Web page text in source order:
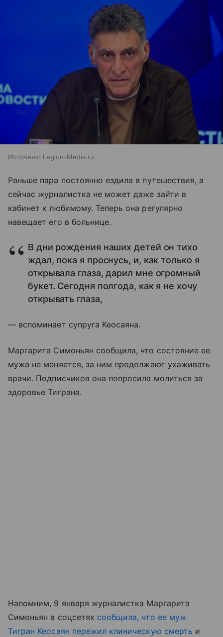
Источник: Legion-Media.ru
Раньше пара постоянно ездила в путешествия, а
сейчас журналистка не может даже зайти в
кабинет к любимому. Теперь она регулярно
навещает его в больнице.
В дни рождения наших детей он тихо
ждал, пока я проснусь, и, как только я
открывала глаза, дарил мне огромный
букет. Сегодня полгода, как я не хочу
открывать глаза,
— вспоминает супруга Кеосаяна.
Маргарита Симоньян сообщила, что состояние ее
мужа не меняется, за ним продолжают ухаживать
врачи. Подписчиков она попросила молиться за
здоровье Тиграна.
Напомним, 9 января журналистка Маргарита
Симоньян в соцсетях сообщила, что ее муж
Тигран Кеосаян пережил клиническую смерть и